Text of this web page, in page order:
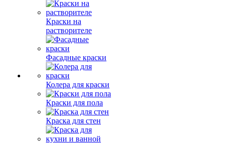
Краски на
растворителе
Фасадные краски
Колера для краски
Краски для пола
Краска для стен